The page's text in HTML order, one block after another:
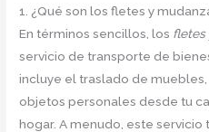
1. ¿Qué son los fletes y
En términos sencillos, los fletes
servicio de transporte de
incluye el traslado de
objetos personales desde tu
hogar. A menudo, este